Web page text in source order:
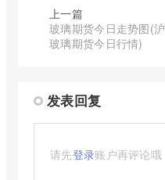
上一篇
玻璃期货今日走势图(沪
玻璃期货今日行情)
发表回复
请先登录账户再评论哦